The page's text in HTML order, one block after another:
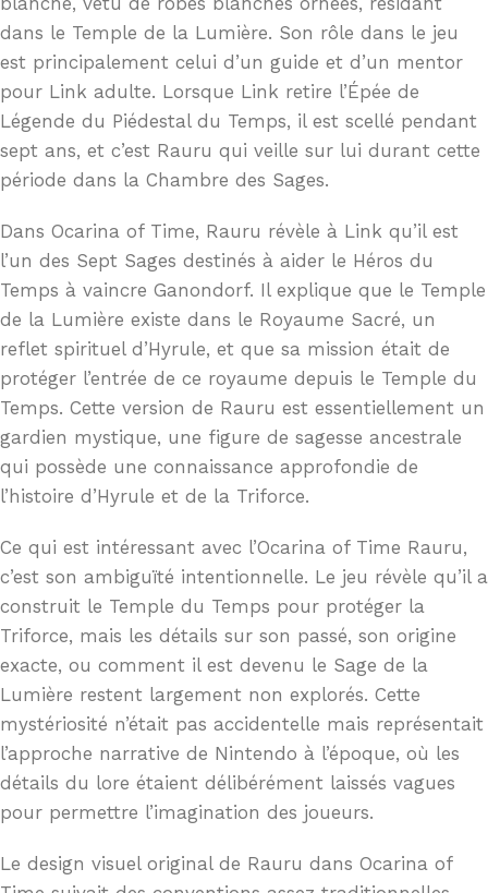
dans le Temple de la Lumière. Son rôle dans le jeu
est principalement celui d’un guide et d’un mentor
pour Link adulte. Lorsque Link retire l’Épée de
Légende du Piédestal du Temps, il est scellé pendant
sept ans, et c’est Rauru qui veille sur lui durant cette
période dans la Chambre des Sages.
Dans Ocarina of Time, Rauru révèle à Link qu’il est
l’un des Sept Sages destinés à aider le Héros du
Temps à vaincre Ganondorf. Il explique que le Temple
de la Lumière existe dans le Royaume Sacré, un
reflet spirituel d’Hyrule, et que sa mission était de
protéger l’entrée de ce royaume depuis le Temple du
Temps. Cette version de Rauru est essentiellement un
gardien mystique, une figure de sagesse ancestrale
qui possède une connaissance approfondie de
l’histoire d’Hyrule et de la Triforce.
Ce qui est intéressant avec l’Ocarina of Time Rauru,
c’est son ambiguïté intentionnelle. Le jeu révèle qu’il a
construit le Temple du Temps pour protéger la
Triforce, mais les détails sur son passé, son origine
exacte, ou comment il est devenu le Sage de la
Lumière restent largement non explorés. Cette
mystériosité n’était pas accidentelle mais représentait
l’approche narrative de Nintendo à l’époque, où les
détails du lore étaient délibérément laissés vagues
pour permettre l’imagination des joueurs.
Le design visuel original de Rauru dans Ocarina of